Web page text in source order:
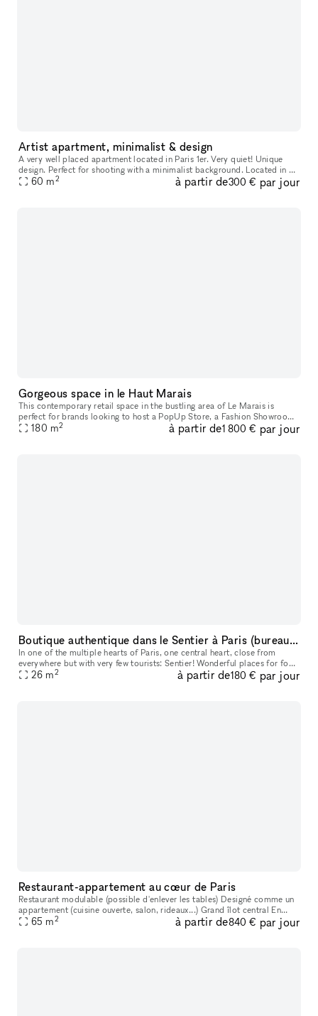
Artist apartment, minimalist & design
A very well placed apartment located in Paris 1er. Very quiet! Unique
design. Perfect for shooting with a minimalist background. Located in a
typical 17th century building well renovated. -shooting
60 m2 à partir de300 € par jour
Gorgeous space in le Haut Marais
This contemporary retail space in the bustling area of Le Marais is
perfect for brands looking to host a PopUp Store, a Fashion Showroom
or a Private Sale. Former artist studio completely renovated
180 m2 à partir de1 800 € par jour
Boutique authentique dans le Sentier à Paris (bureau / showroom / événement)
In one of the multiple hearts of Paris, one central heart, close from
everywhere but with very few tourists: Sentier! Wonderful places for food
right next door: Edgar, Hôtel du Sentier, rue du Nil. N
26 m2 à partir de180 € par jour
Restaurant-appartement au cœur de Paris
Restaurant modulable (possible d'enlever les tables) Designé comme un
appartement (cuisine ouverte, salon, rideaux...) Grand îlot central En
plein cœur de Paris (entre Sentier et Bonne Nouvelle) Cuis
65 m2 à partir de840 € par jour